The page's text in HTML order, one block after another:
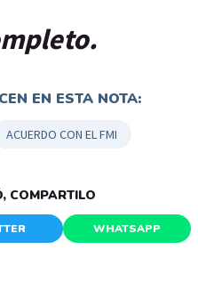
EN ESTA NOTA:
ACUERDO CON EL FMI
COMPARTILO
WHATSAPP